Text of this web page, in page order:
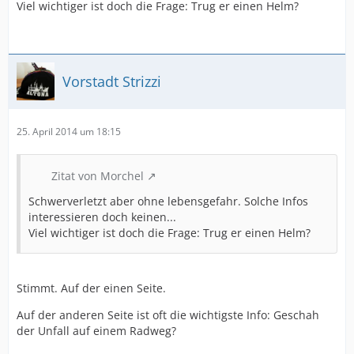
Stapelfelder Straße 44, Einfahrfehler in fließenden
Radfahrer
Moorburger Hinterdeich/Moorburger Hauptdeich,
Abbiegefehler
Am Eiland/Bismarckstein, Radfahrer hat Vorfahrt
2008, neun Tote:
...
...
...
...
...
2009, sechs Tote:
...
...
Viel wichtiger ist doch die Frage: Trug er einen Helm?
Vorstadt Strizzi
25. April 2014 um 18:15
Zitat von Morchel
Schwerverletzt aber ohne lebensgefahr. Solche Infos
interessieren doch keinen...
Viel wichtiger ist doch die Frage: Trug er einen Helm?
Stimmt. Auf der einen Seite.
Auf der anderen Seite ist oft die wichtigste Info: Geschah
der Unfall auf einem Radweg?